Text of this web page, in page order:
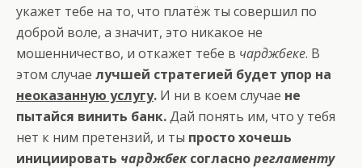
укажет тебе на то, что платёж ты совершил по
доброй воле, а значит, это никакое не
мошенничество, и откажет тебе в чарджбеке. В
этом случае лучшей стратегией будет упор на
неоказанную услугу. И ни в коем случае не
пытайся винить банк.Дай понять им, что у тебя
нет к ним претензий, и ты просто хочешь
инициировать чарджбексогласнорегламенту